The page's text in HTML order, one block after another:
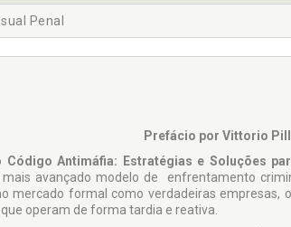
Penal
Prefácio por Vittorio
Código Antimáfia: Estratégias e Soluções
avançado modelo de enfrentamento
mercado formal como verdadeiras empresas,
operam de forma tardia e reativa.